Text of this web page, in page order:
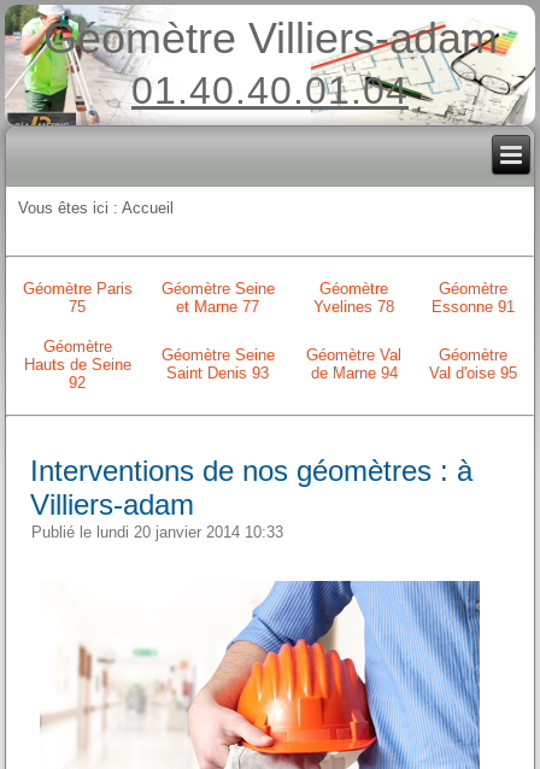
Géomètre Villiers-adam
01.40.40.01.04
Vous êtes ici :Accueil
Géomètre Paris
75
Géomètre Seine
et Marne 77
Géomètre
Yvelines 78
Géomètre
Essonne 91
Géomètre
Hauts de Seine
92
Géomètre Seine
Saint Denis 93
Géomètre Val
de Marne 94
Géomètre
Val d'oise 95
Interventions de nos géomètres : à
Villiers-adam
Publié le lundi 20 janvier 2014 10:33